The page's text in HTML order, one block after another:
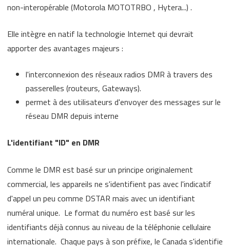
non-interopérable (Motorola MOTOTRBO , Hytera...) .
Elle intègre en natif la technologie Internet qui devrait
apporter des avantages majeurs :
l'interconnexion des réseaux radios DMR à travers des
passerelles (routeurs, Gateways).
permet à des utilisateurs d'envoyer des messages sur le
réseau DMR depuis interne
L'identifiant "ID" en DMR
Comme le DMR est basé sur un principe originalement
commercial, les appareils ne s'identifient pas avec l'indicatif
d'appel un peu comme DSTAR mais avec un identifiant
numéral unique. Le format du numéro est basé sur les
identifiants déjà connus au niveau de la téléphonie cellulaire
internationale. Chaque pays à son préfixe, le Canada s'identifie